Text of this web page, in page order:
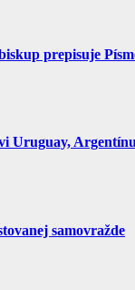
prepisuje
samovražde